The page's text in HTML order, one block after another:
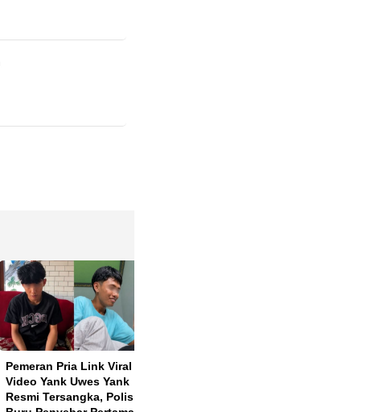
Pemeran Pria Link Viral
Video Yank Uwes Yank
Resmi Tersangka, Polisi